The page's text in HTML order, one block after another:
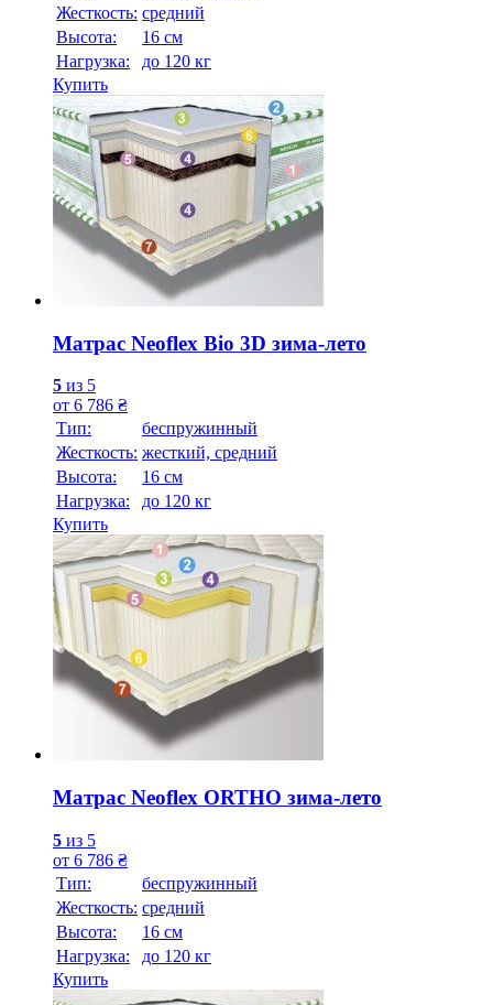
Жесткость: средний
Высотa:
16 см
Нагрузка:
до 120 кг
Купить
Матрас Neoflex Bio 3D зима-лето
5 из 5
от 6 786 ₴
Тип:
беспружинный
Жесткость: жесткий, средний
Высотa:
16 см
Нагрузка:
до 120 кг
Купить
Матрас Neoflex ORTHO зима-лето
5 из 5
от 6 786 ₴
Тип:
беспружинный
Жесткость: средний
Высотa:
16 см
Нагрузка:
до 120 кг
Купить